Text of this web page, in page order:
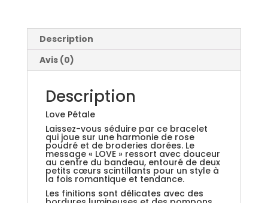
Description
Avis (0)
Description
Love Pétale
Laissez-vous séduire par ce bracelet
qui joue sur une harmonie de rose
poudré et de broderies dorées. Le
message « LOVE » ressort avec douceur
au centre du bandeau, entouré de deux
petits cœurs scintillants pour un style à
la fois romantique et tendance.
Les finitions sont délicates avec des